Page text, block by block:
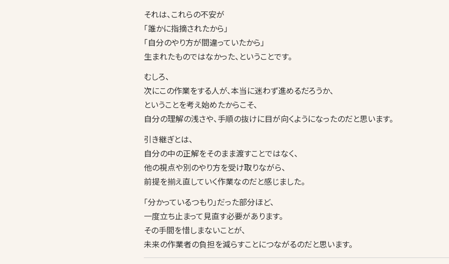
それは、これらの不安が
「誰かに指摘されたから」
「自分のやり方が間違っていたから」
生まれたものではなかった、ということです。
むしろ、
次にこの作業をする人が、本当に迷わず進めるだろうか、
ということを考え始めたからこそ、
自分の理解の浅さや、手順の抜けに目が向くようになったのだと思います。
引き継ぎとは、
自分の中の正解をそのまま渡すことではなく、
他の視点や別のやり方を受け取りながら、
前提を揃え直していく作業なのだと感じました。
「分かっているつもり」だった部分ほど、
一度立ち止まって見直す必要があります。
その手間を惜しまないことが、
未来の作業者の負担を減らすことにつながるのだと思います。